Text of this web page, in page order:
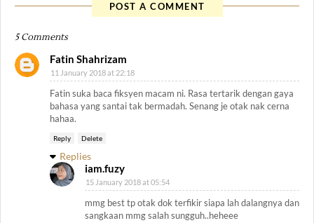
POST A COMMENT
5 Comments
Fatin Shahrizam
11 January 2018 at 22:18
Fatin suka baca fiksyen macam ni. Rasa tertarik dengan gaya
bahasa yang santai tak bermadah. Senang je otak nak cerna
hahaa.
Reply Delete
Replies
iam.fuzy
15 January 2018 at 05:54
mmg best tp otak dok terfikir siapa lah dalangnya dan
sangkaan mmg salah sungguh..heheee